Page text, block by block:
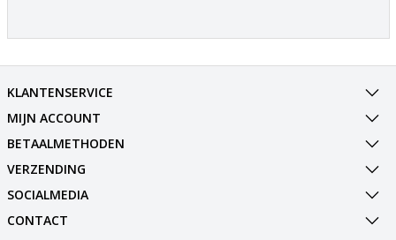
KLANTENSERVICE
MIJN ACCOUNT
BETAALMETHODEN
VERZENDING
SOCIALMEDIA
CONTACT